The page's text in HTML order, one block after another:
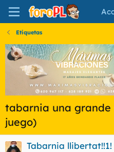
Etiquetas
tabarnia una
juego)
Tabarnia llibertat!!1!